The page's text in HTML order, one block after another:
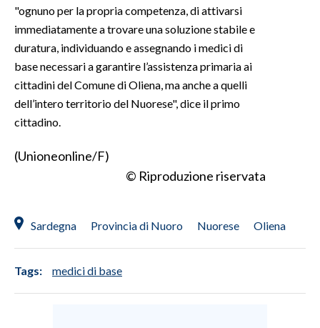
"ognuno per la propria competenza, di attivarsi
immediatamente a trovare una soluzione stabile e
duratura, individuando e assegnando i medici di
base necessari a garantire l’assistenza primaria ai
cittadini del Comune di Oliena, ma anche a quelli
dell’intero territorio del Nuorese", dice il primo
cittadino.
(Unioneonline/F)
© Riproduzione riservata
Sardegna Provincia di Nuoro Nuorese Oliena
Tags: medici di base